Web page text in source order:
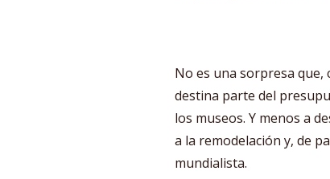
No es una sorpresa que,
destina parte del
los museos. Y menos a
a la remodelación y, de
mundialista.